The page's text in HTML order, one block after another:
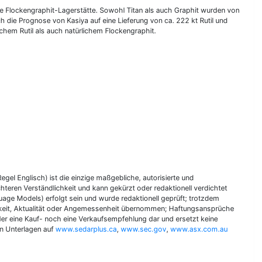
Lagerstätte. Sowohl Titan als auch Graphit wurden von
Prognose von Kasiya auf eine Lieferung von ca. 222 kt Rutil und
Rutil als auch natürlichem Flockengraphit.
Englisch) ist die einzige maßgebliche, autorisierte und
Verständlichkeit und kann gekürzt oder redaktionell verdichtet
Models) erfolgt sein und wurde redaktionell geprüft; trotzdem
Aktualität oder Angemessenheit übernommen; Haftungsansprüche
eine Kauf- noch eine Verkaufsempfehlung dar und ersetzt keine
Unterlagen auf www.sedarplus.ca, www.sec.gov, www.asx.com.au